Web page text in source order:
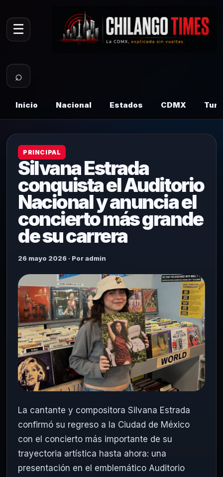
☰
⌕
Inicio Nacional Estados CDMX
PRINCIPAL
Silvana Estrada
conquista el Auditorio
Nacional y anuncia el
concierto más grande
de su carrera
26 mayo 2026 · Por admin
La cantante y compositora Silvana Estrada
confirmó su regreso a la Ciudad de México
con el concierto más importante de su
trayectoria artística hasta ahora: una
presentación en el emblemático Auditorio